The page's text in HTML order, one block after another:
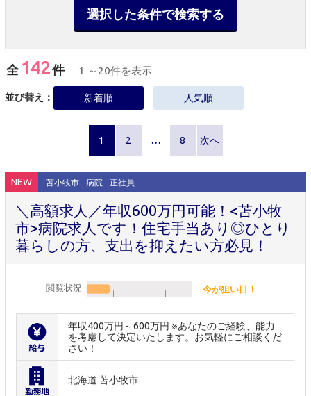
選択した条件で検索する
全 142件 1 ～20件を表示
並び替え： 新着順 人気順
1 2 … 8 次へ
NEW 苫小牧市 病院 正社員
＼高額求人／年収600万円可能！<苫小牧
市>病院求人です！住宅手当あり◎ひとり
暮らしの方、支出を抑えたい方必見！
閲覧状況 今が狙い目！
年収400万円～600万円 ※あなたのご経験、能力
を考慮して決定いたします。お気軽にご相談くだ
さい！
北海道 苫小牧市